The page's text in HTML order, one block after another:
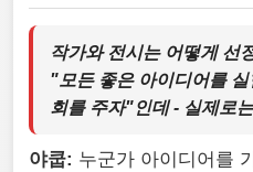
작가와 전시는 어떻게 선
"모든 좋은 아이디어를
회를 주자"인데 - 실제로
야쿱: 누군가 아이디어를